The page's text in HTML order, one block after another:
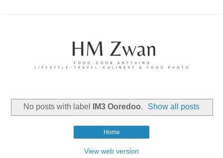
No posts with label IM3 Ooredoo. Show all posts
Home
View web version